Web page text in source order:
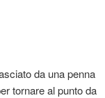
da una penna
tornare al punto da